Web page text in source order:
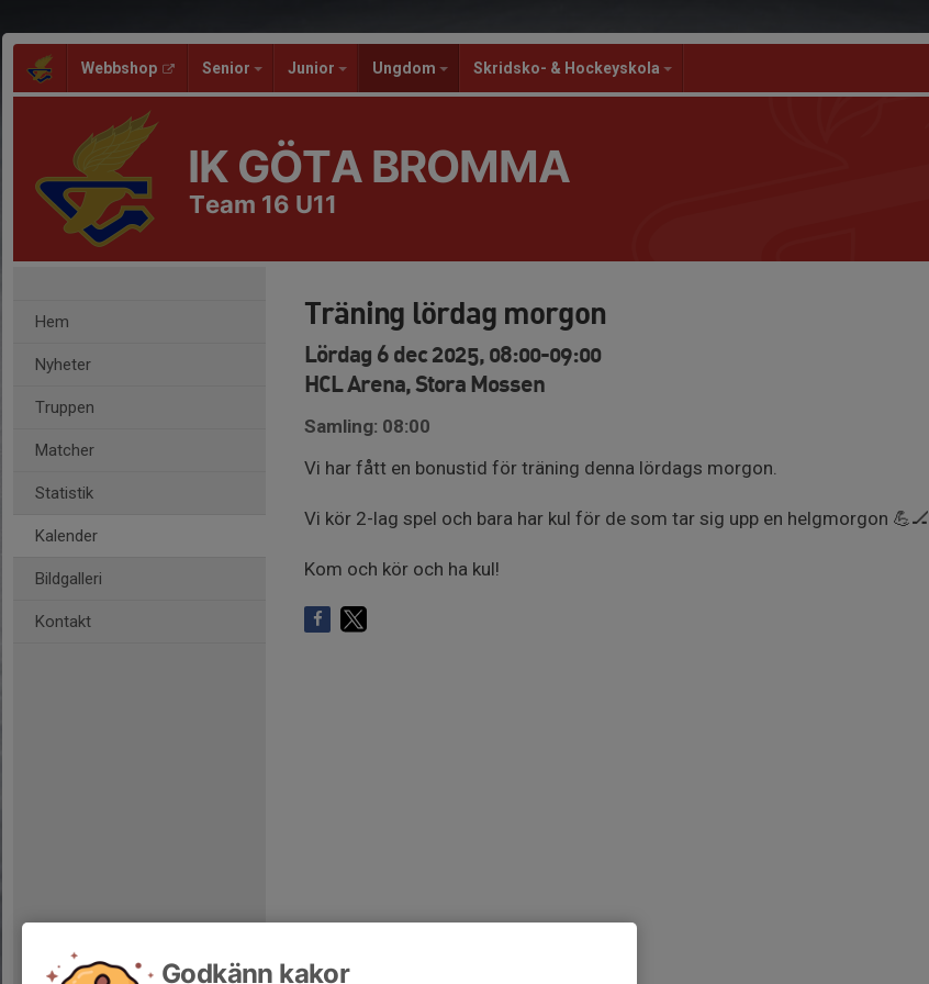
Webbshop Senior Junior Ungdom Skridsko- & Hockeyskola
IK GÖTA BROMMA
Team 16 U11
Hem
Nyheter
Truppen
Matcher
Statistik
Kalender
Bildgalleri
Kontakt
Träning lördag morgon
Lördag 6 dec 2025, 08:00-09:00
HCL Arena, Stora Mossen
Samling: 08:00
Vi har fått en bonustid för träning denna lördags morgon.
Vi kör 2-lag spel och bara har kul för de som tar sig upp en helgmorgon 💪🏒
Kom och kör och ha kul!
Godkänn kakor